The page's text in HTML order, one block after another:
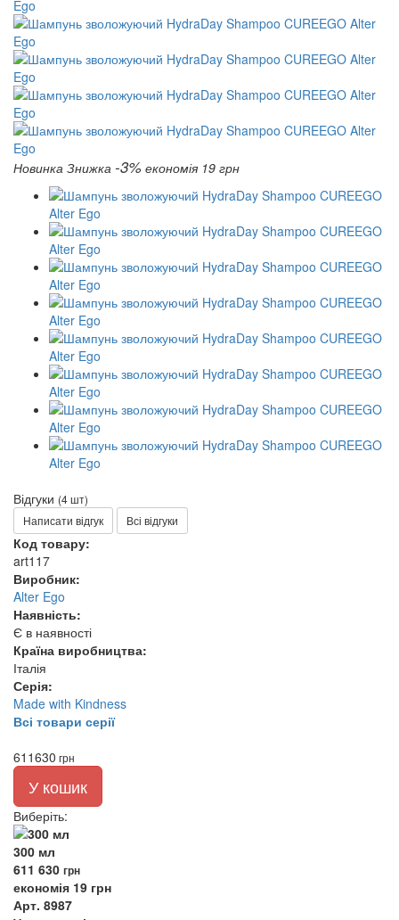
Новинка Знижка -3% економія 19 грн
Відгуки (4 шт)
Написати відгук
Всі відгуки
Код товару:
art117
Виробник:
Alter Ego
Наявність:
Є в наявності
Країна виробництва:
Італія
Серія:
Made with Kindness
Всі товари серії
611630 грн
У кошик
Виберіть:
300 мл
611 630 грн
економія 19 грн
Арт. 8987